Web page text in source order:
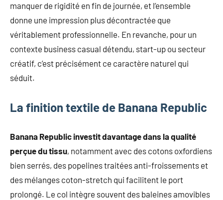
manquer de rigidité en fin de journée, et l’ensemble
donne une impression plus décontractée que
véritablement professionnelle. En revanche, pour un
contexte business casual détendu, start-up ou secteur
créatif, c’est précisément ce caractère naturel qui
séduit.
La finition textile de Banana Republic
Banana Republic investit davantage dans la qualité
perçue du tissu, notamment avec des cotons oxfordiens
bien serrés, des popelines traitées anti-froissements et
des mélanges coton-stretch qui facilitent le port
prolongé. Le col intègre souvent des baleines amovibles